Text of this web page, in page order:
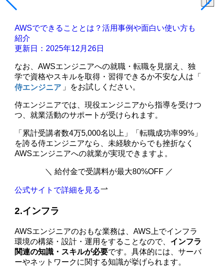
AWSでできることとは？活用事例や面白い使い方も
紹介
更新日：2025年12月26日
なお、AWSエンジニアへの就職・転職を見据え、独
学で資格やスキルを取得・習得できるか不安な人は「
侍エンジニア 」をお試しください。
侍エンジニアでは、現役エンジニアから指導を受けつ
つ、就業活動のサポートが受けられます。
「累計受講者数4万5,000名以上」「転職成功率99%」
を誇る侍エンジニアなら、未経験からでも挫折なく
AWSエンジニアへの就業が実現できますよ。
＼ 給付金で受講料が最大80%OFF ／
公式サイトで詳細を見る
2.インフラ
AWSエンジニアのおもな業務は、AWS上でインフラ
環境の構築・設計・運用をすることなので、 インフラ
関連の知識・スキルが必要です。具体的には、サーバ
ーやネットワークに関する知識が挙げられます。